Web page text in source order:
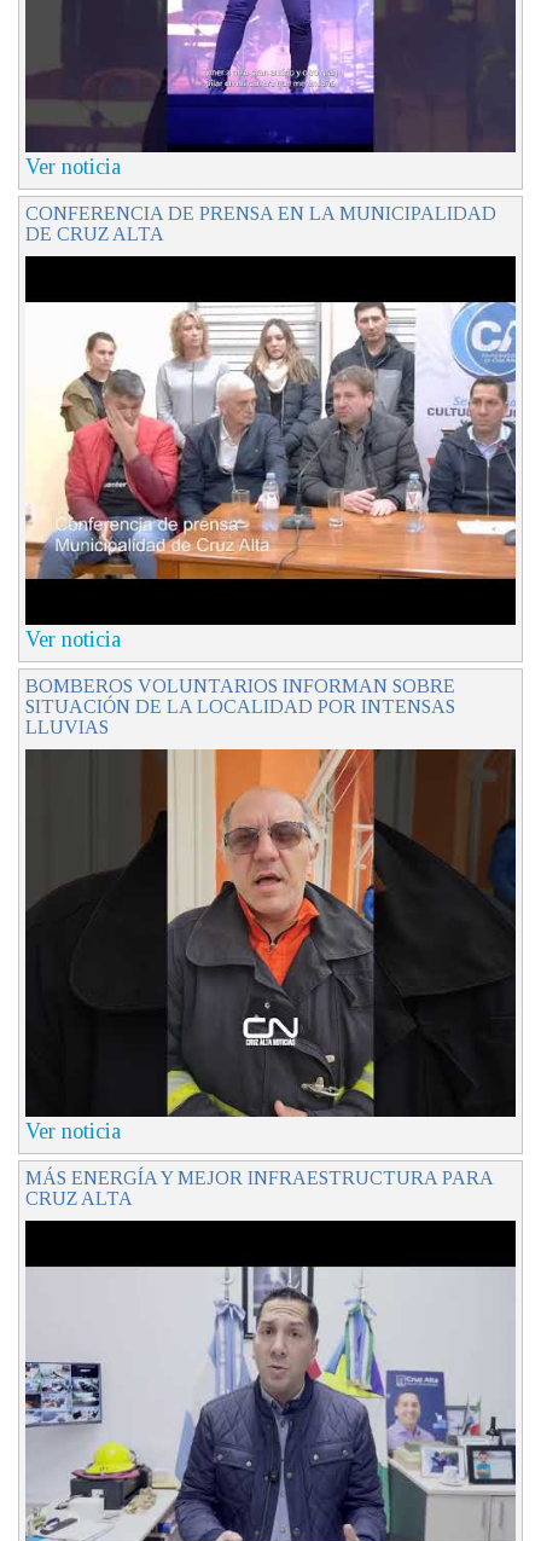
Ver noticia
CONFERENCIA DE PRENSA EN LA MUNICIPALIDAD
DE CRUZ ALTA
Ver noticia
BOMBEROS VOLUNTARIOS INFORMAN SOBRE
SITUACIÓN DE LA LOCALIDAD POR INTENSAS
LLUVIAS
Ver noticia
MÁS ENERGÍA Y MEJOR INFRAESTRUCTURA PARA
CRUZ ALTA